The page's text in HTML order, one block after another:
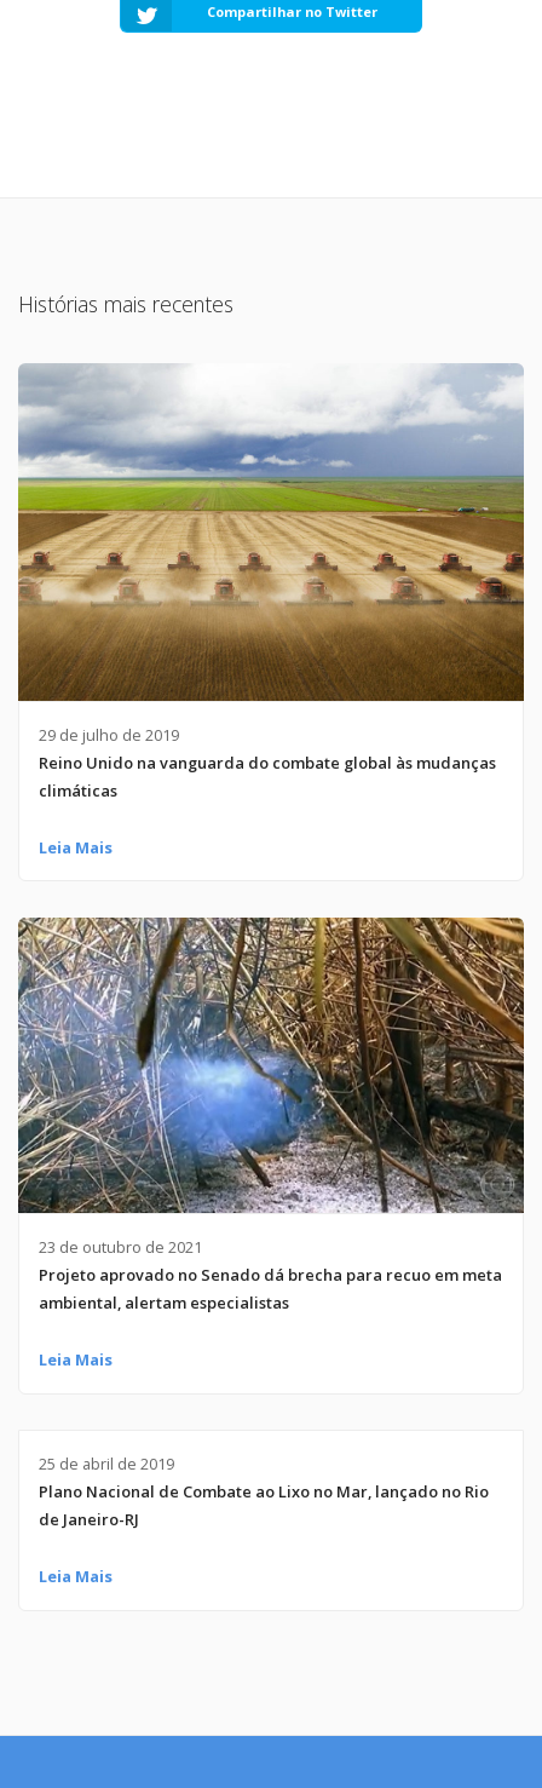
Compartilhar no Twitter
Histórias mais recentes
29 de julho de 2019
Reino Unido na vanguarda do combate global às mudanças
climáticas
Leia Mais
23 de outubro de 2021
Projeto aprovado no Senado dá brecha para recuo em meta
ambiental, alertam especialistas
Leia Mais
25 de abril de 2019
Plano Nacional de Combate ao Lixo no Mar, lançado no Rio
de Janeiro-RJ
Leia Mais